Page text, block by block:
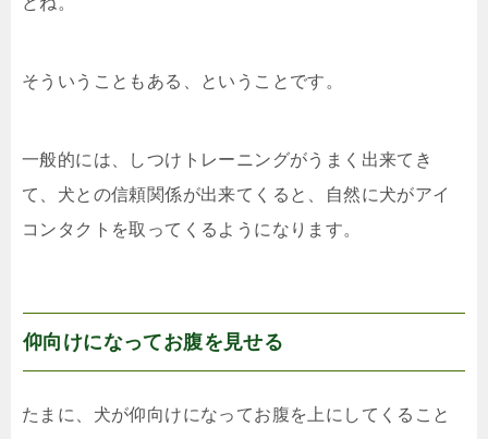
そういうこともある、ということです。
一般的には、しつけトレーニングがうまく出来てき
て、犬との信頼関係が出来てくると、自然に犬がアイ
コンタクトを取ってくるようになります。
仰向けになってお腹を見せる
たまに、犬が仰向けになってお腹を上にしてくること